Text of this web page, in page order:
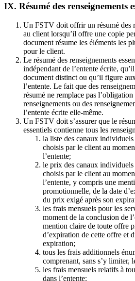
IX. Résumé des renseignements
Un FSTV doit offrir un résumé des
au client lorsqu’il offre une copie
document résume les éléments les
pour le client.
Le résumé des renseignements
indépendant de l’entente écrite,
document distinct ou qu’il figure
l’entente. Le fait que des
résumé ne remplace pas
renseignements ou des
l’entente écrite elle-même.
Un FSTV doit s’assurer que le
essentiels contienne tous les
la liste des canaux
choisis par le client au
l’entente;
le prix des canaux
choisis par le client au
l’entente, y compris une
promotionnelle, de la date
du prix exigé après son
les frais mensuels pour les
moment de la conclusion de
mention claire de toute offre
d’expiration de cette offre et
expiration;
tous les frais additionnels
comprenant, sans s’y limiter,
les frais mensuels relatifs à
dans l’entente;